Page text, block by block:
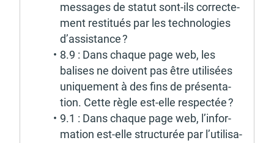
messages de statut sont-ils correc­te­
ment resti­tués par les tech­no­lo­gies
d’as­sis­tance ?
8.9 : Dans chaque page web, les
balises ne doivent pas être utili­sées
unique­ment à des fins de présen­ta­
tion. Cette règle est-elle respec­tée ?
9.1 : Dans chaque page web, l’in­for­
ma­tion est-elle struc­tu­rée par l’uti­li­sa­